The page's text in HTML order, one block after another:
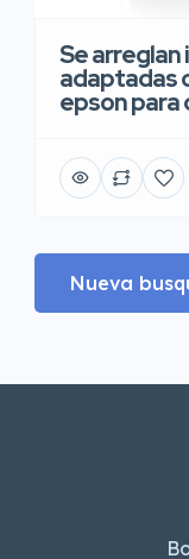
Se arreglan
adaptadas
epson para
Nueva